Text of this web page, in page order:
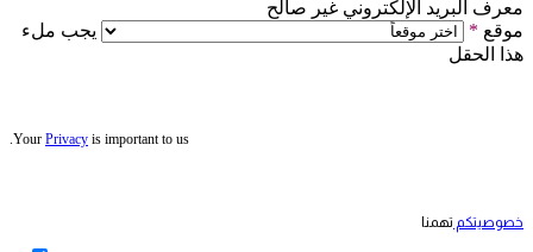
معرف البريد الإلكتروني غير صالح
موقع *
يجب ملء
هذا الحقل
Your Privacy is important to us.
خصوصيتكم تهمنا